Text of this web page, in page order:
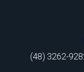
(48) 3262-